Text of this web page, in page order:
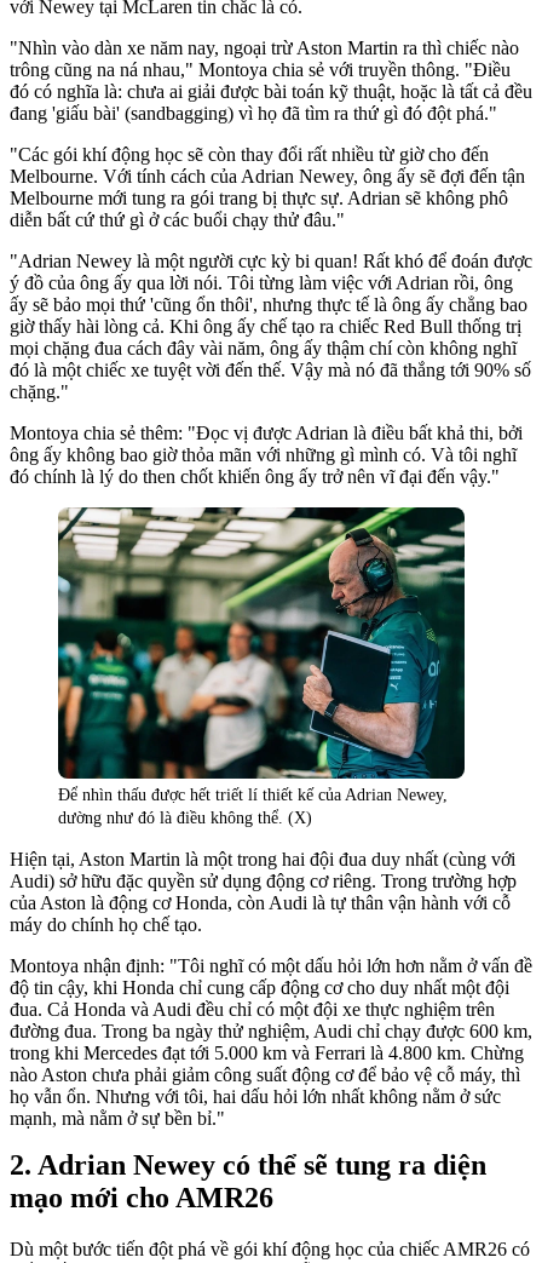
với Newey tại McLaren tin chắc là có.
"Nhìn vào dàn xe năm nay, ngoại trừ Aston Martin ra thì chiếc nào
trông cũng na ná nhau," Montoya chia sẻ với truyền thông. "Điều
đó có nghĩa là: chưa ai giải được bài toán kỹ thuật, hoặc là tất cả đều
đang 'giấu bài' (sandbagging) vì họ đã tìm ra thứ gì đó đột phá."
"Các gói khí động học sẽ còn thay đổi rất nhiều từ giờ cho đến
Melbourne. Với tính cách của Adrian Newey, ông ấy sẽ đợi đến tận
Melbourne mới tung ra gói trang bị thực sự. Adrian sẽ không phô
diễn bất cứ thứ gì ở các buổi chạy thử đâu."
"Adrian Newey là một người cực kỳ bi quan! Rất khó để đoán được
ý đồ của ông ấy qua lời nói. Tôi từng làm việc với Adrian rồi, ông
ấy sẽ bảo mọi thứ 'cũng ổn thôi', nhưng thực tế là ông ấy chẳng bao
giờ thấy hài lòng cả. Khi ông ấy chế tạo ra chiếc Red Bull thống trị
mọi chặng đua cách đây vài năm, ông ấy thậm chí còn không nghĩ
đó là một chiếc xe tuyệt vời đến thế. Vậy mà nó đã thắng tới 90% số
chặng."
Montoya chia sẻ thêm: "Đọc vị được Adrian là điều bất khả thi, bởi
ông ấy không bao giờ thỏa mãn với những gì mình có. Và tôi nghĩ
đó chính là lý do then chốt khiến ông ấy trở nên vĩ đại đến vậy."
Để nhìn thấu được hết triết lí thiết kế của Adrian Newey,
dường như đó là điều không thể. (X)
Hiện tại, Aston Martin là một trong hai đội đua duy nhất (cùng với
Audi) sở hữu đặc quyền sử dụng động cơ riêng. Trong trường hợp
của Aston là động cơ Honda, còn Audi là tự thân vận hành với cỗ
máy do chính họ chế tạo.
Montoya nhận định: "Tôi nghĩ có một dấu hỏi lớn hơn nằm ở vấn đề
độ tin cậy, khi Honda chỉ cung cấp động cơ cho duy nhất một đội
đua. Cả Honda và Audi đều chỉ có một đội xe thực nghiệm trên
đường đua. Trong ba ngày thử nghiệm, Audi chỉ chạy được 600 km,
trong khi Mercedes đạt tới 5.000 km và Ferrari là 4.800 km. Chừng
nào Aston chưa phải giảm công suất động cơ để bảo vệ cỗ máy, thì
họ vẫn ổn. Nhưng với tôi, hai dấu hỏi lớn nhất không nằm ở sức
mạnh, mà nằm ở sự bền bỉ."
Adrian Newey có thể sẽ tung ra diện
mạo mới cho AMR26
Dù một bước tiến đột phá về gói khí động học của chiếc AMR26 có